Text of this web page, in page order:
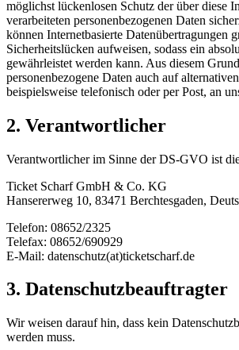
möglichst lückenlosen Schutz der über diese
verarbeiteten personenbezogenen Daten
können Internetbasierte Datenübertragungen
Sicherheitslücken aufweisen, sodass ein
gewährleistet werden kann. Aus diesem
personenbezogene Daten auch auf
beispielsweise telefonisch oder per Post, an
2. Verantwortlicher
Verantwortlicher im Sinne der DS-GVO ist
Ticket Scharf GmbH & Co. KG
Hansererweg 10, 83471 Berchtesgaden,
Telefon: 08652/2325
Telefax: 08652/690929
E-Mail: datenschutz(at)ticketscharf.de
3. Datenschutzbeauftragter
Wir weisen darauf hin, dass kein
werden muss.